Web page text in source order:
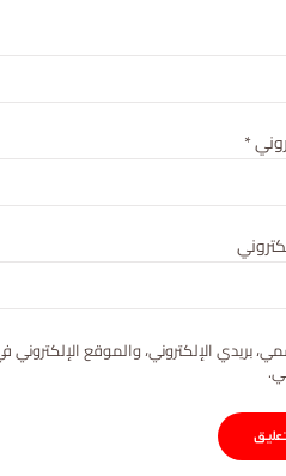
*
بريدي الإلكتروني، والموقع